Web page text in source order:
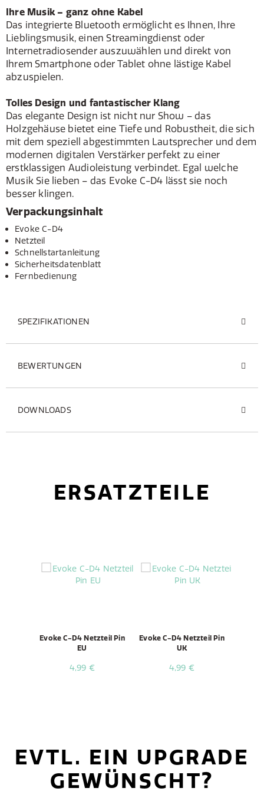
Ihre Musik – ganz ohne Kabel
Das integrierte Bluetooth ermöglicht es Ihnen, Ihre
Lieblingsmusik, einen Streamingdienst oder
Internetradiosender auszuwählen und direkt von
Ihrem Smartphone oder Tablet ohne lästige Kabel
abzuspielen.
Tolles Design und fantastischer Klang
Das elegante Design ist nicht nur Show – das
Holzgehäuse bietet eine Tiefe und Robustheit, die sich
mit dem speziell abgestimmten Lautsprecher und dem
modernen digitalen Verstärker perfekt zu einer
erstklassigen Audioleistung verbindet. Egal welche
Musik Sie lieben – das Evoke C-D4 lässt sie noch
besser klingen.
Verpackungsinhalt
Evoke C-D4
Netzteil
Schnellstartanleitung
Sicherheitsdatenblatt
Fernbedienung
SPEZIFIKATIONEN
BEWERTUNGEN
DOWNLOADS
ERSATZTEILE
Evoke C-D4 Netzteil Pin
EU
4,99 €
Evoke C-D4 Netzteil Pin
UK
4,99 €
EVTL. EIN UPGRADE
GEWÜNSCHT?